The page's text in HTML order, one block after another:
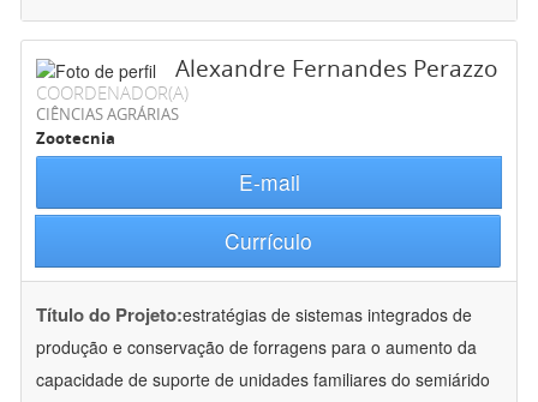
Alexandre Fernandes Perazzo
COORDENADOR(A)
CIÊNCIAS AGRÁRIAS
Zootecnia
E-mail
Currículo
Título do Projeto:estratégias de sistemas integrados de
produção e conservação de forragens para o aumento da
capacidade de suporte de unidades familiares do semiárido